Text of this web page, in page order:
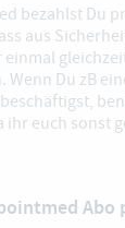
bezahlst Du
aus
Wenn Du zB
ihr euch sonst
Abo